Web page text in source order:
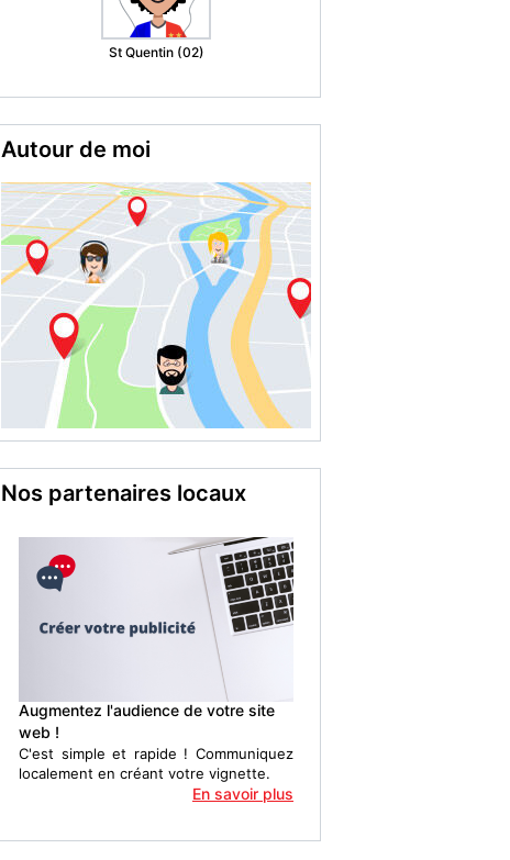
Grenoble (38)
Autour de moi
Nos partenaires locaux
Augmentez l'audience de votre site
web !
C'est simple et rapide ! Communiquez
localement en créant votre vignette.
En savoir plus